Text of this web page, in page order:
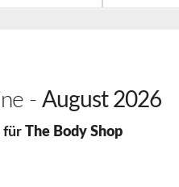
- August 2026
für The Body Shop